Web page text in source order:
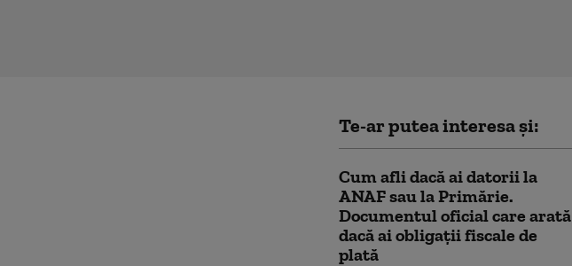
Te-ar putea interesa și:
Cum afli dacă ai datorii la
ANAF sau la Primărie.
Documentul oficial care arată
dacă ai obligații fiscale de
plată